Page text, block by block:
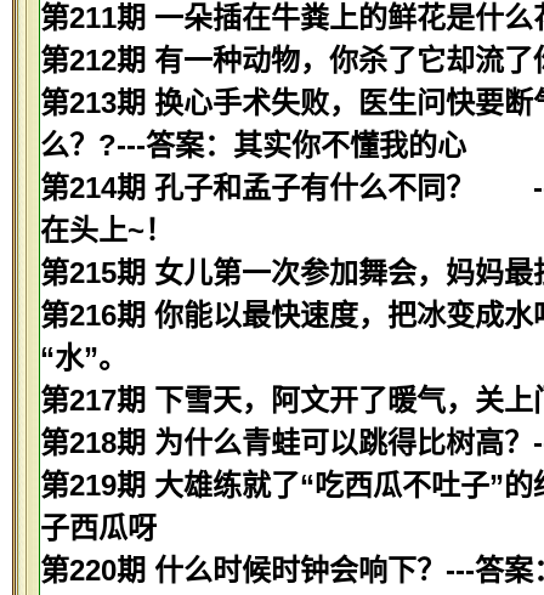
第211期 一朵插在牛粪上的鲜花是什
第212期 有一种动物，你杀了它却流
第213期 换心手术失败，医生问快要
么？?---答案：其实你不懂我的心
第214期 孔子和孟子有什么不同？
在头上~！
第215期 女儿第一次参加舞会，妈妈
第216期 你能以最快速度，把冰变成
“水”。
第217期 下雪天，阿文开了暖气，关
第218期 为什么青蛙可以跳得比树高
第219期 大雄练就了“吃西瓜不吐子”
子西瓜呀
第220期 什么时候时钟会响下？---答案